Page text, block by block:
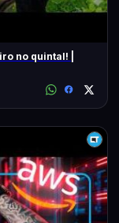
no quintal! |